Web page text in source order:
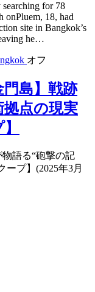
for 78
onPluem, 18, had
site in Bangkok’s
he…
オフ
門島】戦跡
拠点の現実
語る“砲撃の記
プ】(2025年3月